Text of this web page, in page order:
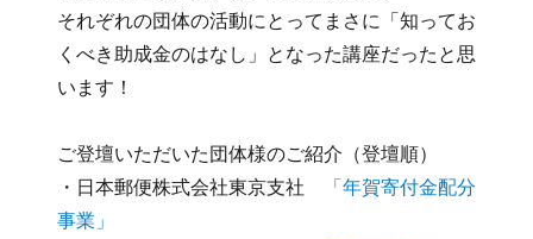
それぞれの団体の活動にとってまさに「知ってお
くべき助成金のはなし」となった講座だったと思
います！
ご登壇いただいた団体様のご紹介（登壇順）
・日本郵便株式会社東京支社
「年賀寄付金配分
事業」